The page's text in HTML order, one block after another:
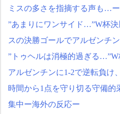
ミスの多さを指摘する声も…
”あまりにワンサイド…”W杯
スの決勝ゴールでアルゼンチ
”トゥヘルは消極的過ぎる
アルゼンチンに1-2で逆転負け
時間から1点を守り切る守備
集中ー海外の反応ー